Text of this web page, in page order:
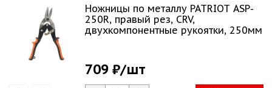
Ножницы по металлу PATRIOT ASP-
250R, правый рез, CRV,
двухкомпонентные рукоятки, 250мм
709 ₽/шт